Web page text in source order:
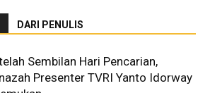
DARI PENULIS
Sembilan Hari Pencarian,
Presenter TVRI Yanto Idorway